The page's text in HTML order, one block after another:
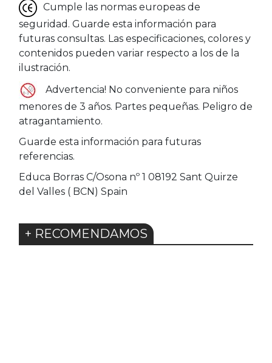
Cumple las normas europeas de
seguridad. Guarde esta información para
futuras consultas. Las especificaciones, colores y
contenidos pueden variar respecto a los de la
ilustración.
Advertencia! No conveniente para niños
menores de 3 años. Partes pequeñas. Peligro de
atragantamiento.
Guarde esta información para futuras
referencias.
Educa Borras C/Osona nº 1 08192 Sant Quirze
del Valles ( BCN) Spain
+ RECOMENDAMOS